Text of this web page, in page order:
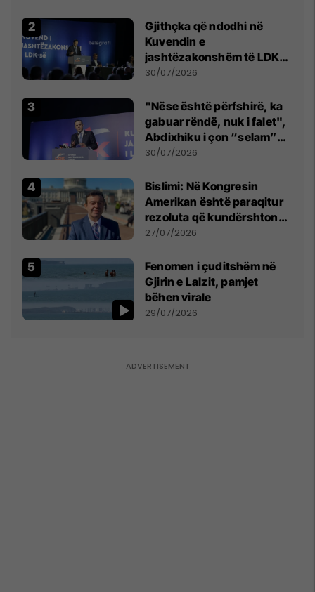
Gjithçka që ndodhi në
Kuvendin e
jashtëzakonshëm të LDK-
së
30/07/2026
"Nëse është përfshirë, ka
gabuar rëndë, nuk i falet",
Abdixhiku i çon “selam”
Përparim Ramës
30/07/2026
Bislimi: Në Kongresin
Amerikan është paraqitur
rezoluta që kundërshton
mbajtjen e Asamblesë
në Beograd
27/07/2026
Fenomen i çuditshëm në
Gjirin e Lalzit, pamjet
bëhen virale
29/07/2026